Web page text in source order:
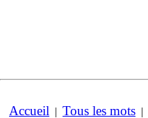
Accueil | Tous les mots |